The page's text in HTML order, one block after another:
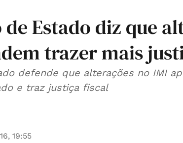
Estado diz que
trazer mais
defende que alterações no IMI
e traz justiça fiscal
19:55